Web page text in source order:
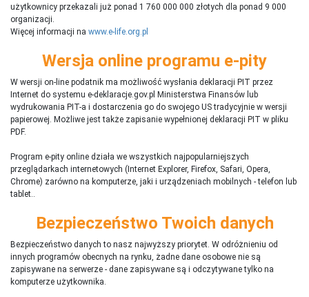
użytkownicy przekazali już ponad 1 760 000 000 złotych dla ponad 9 000
organizacji.
Więcej informacji na www.e-life.org.pl
Wersja online programu e-pity
W wersji on-line podatnik ma możliwość wysłania deklaracji PIT przez
Internet do systemu e-deklaracje.gov.pl Ministerstwa Finansów lub
wydrukowania PIT-a i dostarczenia go do swojego US tradycyjnie w wersji
papierowej. Możliwe jest także zapisanie wypełnionej deklaracji PIT w pliku
PDF.
Program e-pity online działa we wszystkich najpopularniejszych
przeglądarkach internetowych (Internet Explorer, Firefox, Safari, Opera,
Chrome) zarówno na komputerze, jaki i urządzeniach mobilnych - telefon lub
tablet..
Bezpieczeństwo Twoich danych
Bezpieczeństwo danych to nasz najwyższy priorytet. W odróżnieniu od
innych programów obecnych na rynku, żadne dane osobowe nie są
zapisywane na serwerze - dane zapisywane są i odczytywane tylko na
komputerze użytkownika.